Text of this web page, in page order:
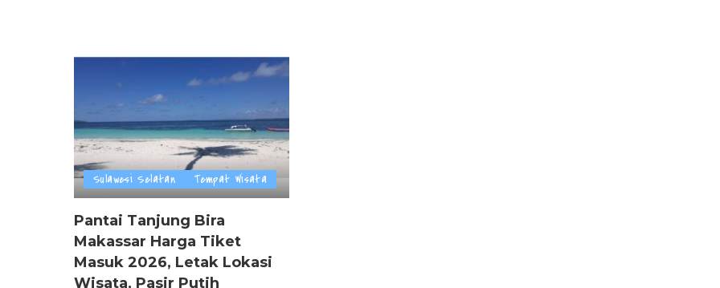
Sulawesi Selatan Tempat Wisata
Pantai Tanjung Bira
Makassar Harga Tiket
Masuk 2026, Letak Lokasi
Wisata, Pasir Putih